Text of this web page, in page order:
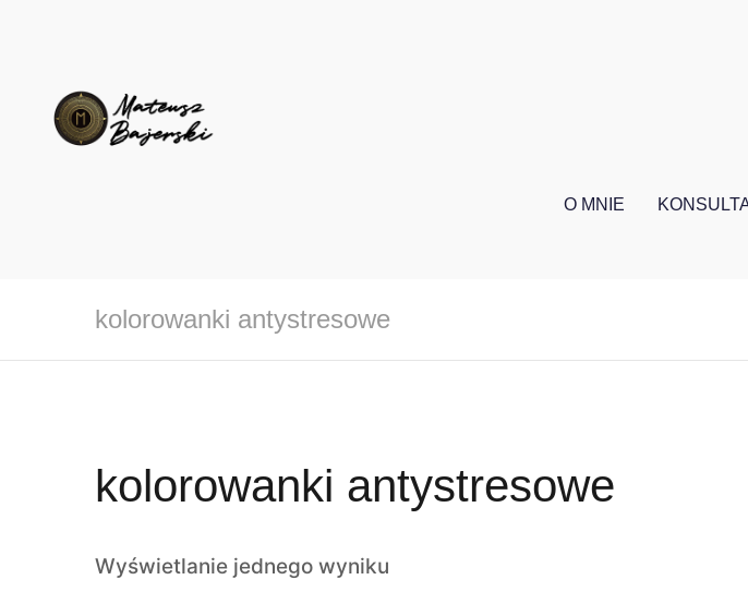
O MNIE
kolorowanki antystresowe
kolorowanki antystresowe
Wyświetlanie jednego wyniku